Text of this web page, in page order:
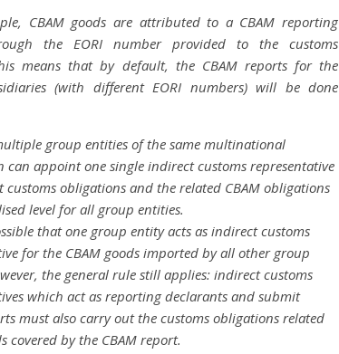
CBAM goods are attributed to a CBAM reporting
the EORI number provided to the customs
means that by default, the CBAM reports for the
(with different EORI numbers) will be done
group entities of the same multinational
can appoint one single indirect customs representative
customs obligations and the related CBAM obligations
level for all group entities.
that one group entity acts as indirect customs
for the CBAM goods imported by all other group
the general rule still applies: indirect customs
which act as reporting declarants and submit
must also carry out the customs obligations related
covered by the CBAM report.